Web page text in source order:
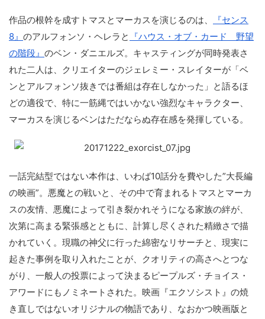
作品の根幹を成すトマスとマーカスを演じるのは、
『センス
8』 のアルフォンソ・ヘレラと
『ハウス・オブ・カード 野望
の階段』 のベン・ダニエルズ。キャスティングが同時発表さ
れた二人は、クリエイターのジェレミー・スレイターが「ベ
ンとアルフォンソ抜きでは番組は存在しなかった」と語るほ
どの適役で、特に一筋縄ではいかない強烈なキャラクター、
マーカスを演じるベンはただならぬ存在感を発揮している。
一話完結型ではない本作は、いわば10話分を費やした”大長編
の映画”。悪魔との戦いと、その中で育まれるトマスとマーカ
スの友情、悪魔によって引き裂かれそうになる家族の絆が、
次第に高まる緊張感とともに、計算し尽くされた精緻さで描
かれていく。現職の神父に行った綿密なリサーチと、現実に
起きた事例を取り入れたことが、クオリティの高さへとつな
がり、一般人の投票によって決まるピープルズ・チョイス・
アワードにもノミネートされた。映画『エクソシスト』の焼
き直しではないオリジナルの物語であり、なおかつ映画版と